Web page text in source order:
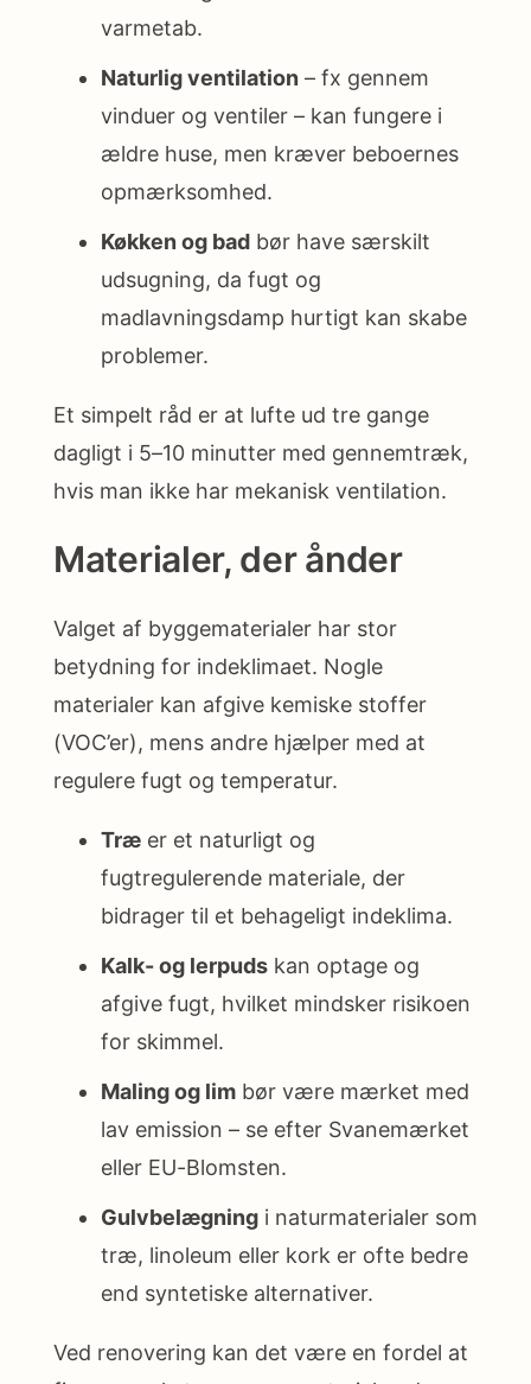
varmetab.
Naturlig ventilation – fx gennem
vinduer og ventiler – kan fungere i
ældre huse, men kræver beboernes
opmærksomhed.
Køkken og bad bør have særskilt
udsugning, da fugt og
madlavningsdamp hurtigt kan skabe
problemer.
Et simpelt råd er at lufte ud tre gange
dagligt i 5–10 minutter med gennemtræk,
hvis man ikke har mekanisk ventilation.
Materialer, der ånder
Valget af byggematerialer har stor
betydning for indeklimaet. Nogle
materialer kan afgive kemiske stoffer
(VOC’er), mens andre hjælper med at
regulere fugt og temperatur.
Træ er et naturligt og
fugtregulerende materiale, der
bidrager til et behageligt indeklima.
Kalk- og lerpuds kan optage og
afgive fugt, hvilket mindsker risikoen
for skimmel.
Maling og lim bør være mærket med
lav emission – se efter Svanemærket
eller EU-Blomsten.
Gulvbelægning i naturmaterialer som
træ, linoleum eller kork er ofte bedre
end syntetiske alternativer.
Ved renovering kan det være en fordel at